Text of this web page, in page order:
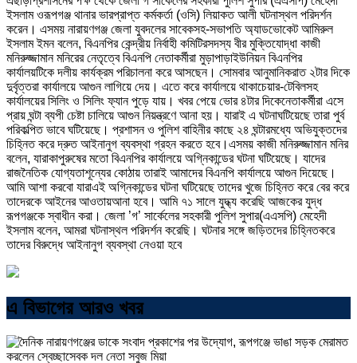
ইসলাম ওরূপগঞ্জ থানার ভারপ্রাপ্ত কর্মকর্তা (ওসি) লিয়াকত আলী ঘটনাস্থল পরিদর্শন
করেন। এসময় নারায়ণগঞ্জ জেলা যুবদলের সাবেকসহ-সভাপতি অ্যাডভোকেট আমিরুল
ইসলাম ইমন বলেন, বিএনপির কেন্দ্রীয় নির্বাহী কমিটিরসদস্য বীর মুক্তিযোদ্ধা কাজী
মনিরুজ্জামান মনিরের নেতৃত্বে বিএনপি নেতাকর্মীরা মুড়াপাড়াইউনিয়ন বিএনপির
কার্যালয়টিকে দলীয় কার্যক্রম পরিচালনা করে আসছেন। সোমবার আনুমানিকরাত ২টার দিকে
দুর্বৃত্তরা কার্যালয়ে আগুন লাগিয়ে দেয়। এতে করে কার্যালয়ে থাকাচেয়ার-টেবিলসহ
কার্যালয়ের সিলিং ও সিলিং ফ্যান পুড়ে যায়। খবর পেয়ে ভোর ৪টার দিকেনেতাকর্মীরা এসে
প্রায় ঘন্টা ব্যপী চেষ্টা চালিয়ে আগুন নিয়ন্ত্রণে আনা হয়। যারাই এ ঘটনাঘটিয়েছে তারা পুর্ব
পরিকল্পিত ভাবে ঘটিয়েছে। প্রশাসন ও পুলিশ বাহিনীর কাছে ২৪ ঘন্টারমধ্যে অভিযুক্তদের
চিহ্নিত করে দ্রুত আইনানুগ ব্যবস্থা গ্রহন করতে হবে।এসময় কাজী মনিরুজ্জামান মনির
বলেন, যারাকাপুরুষের মতো বিএনপির কার্যালয়ে অগ্নিকান্ডের ঘটনা ঘটিয়েছে। যাদের
রাজনৈতিক যোগ্যতাশূন্যের কোঠায় তারাই আমাদের বিএনপি কার্যালয়ে আগুন দিয়েছে।
আমি আশা করবো যারাএই অগ্নিকান্ডের ঘটনা ঘটিয়েছে তাদের খুজে চিহ্নিত করে বের করে
তাদেরকে আইনের আওতায়আনা হবে। আমি ৭১ সালে যুদ্ধ্য করেছি আজকের যুদ্ধ
রূপগঞ্জকে স্বাধীন করা। জেলা ’গ’ সার্কেলের সহকারী পুলিশ সুপার(এএসপি) মেহেদী
ইসলাম বলেন, আমরা ঘটনাস্থল পরিদর্শন করেছি। ঘটনার সঙ্গে জড়িতদের চিহ্নিতকরে
তাদের বিরুদ্ধে আইনানুগ ব্যবস্থা নেওয়া হবে
এ বিভাগের আরও খবর